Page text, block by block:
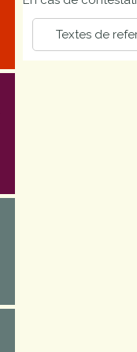
Textes de